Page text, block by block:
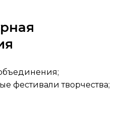
фестивали творчества;